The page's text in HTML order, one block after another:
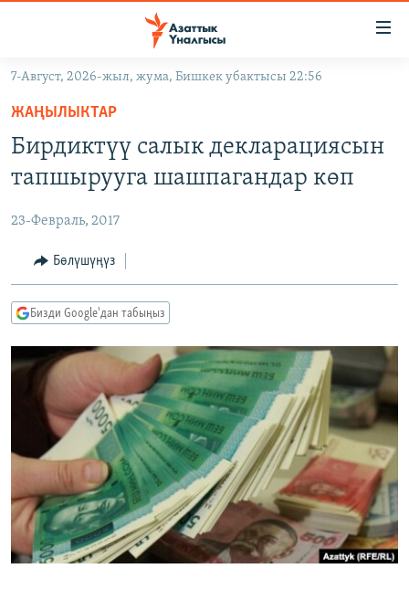
Навигацияга
өтүңүз
Издөөгө
салыңызКЫРГЫЗСТАН
ЭКОНОМИКА
МАДАНИЯТ
ДҮЙНӨ
БОРБОР АЗИЯ
АТАЙЫН ИЛИКТӨӨ
ТВ ПРОГРАММАЛАР
ЭКСПЕРТТЕР ТАЛДАЙТ
БИЗ ЖАНА ДҮЙНӨ
ЭЖЕ-СИҢДИЛЕР
АЗАТТЫК+
ЫҢГАЙСЫЗ СУРООЛОР
ӨЗГӨЧӨ ПИКИР
Русский
ОНЛАЙН ШЕРИНЕ
ЭЕ/АРнун бардык сайттары
7-Август, 2026-жыл, жума, Бишкек убактысы 22:56
ЖАҢЫЛЫКТАР
Бирдиктүү салык декларациясын
тапшырууга шашпагандар көп
23-Февраль, 2017
Бөлүшүңүз
Бизди Google'дан табыңыз